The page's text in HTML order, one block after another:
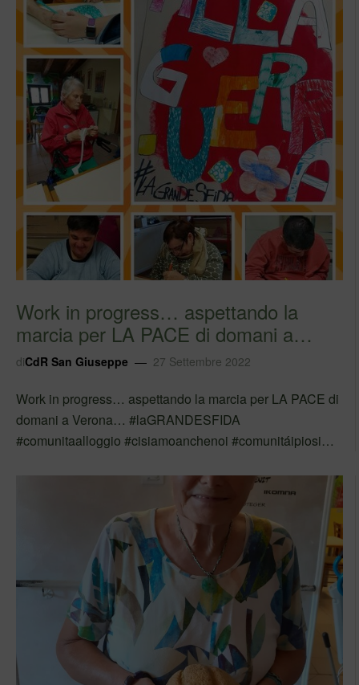
Work in progress… aspettando la
marcia per LA PACE di domani a
Verona… #la…
diCdR San Giuseppe 27 Settembre 2022
Work in progress… aspettando la marcia per LA PACE di
domani a Verona… #laGRANDESFIDA
#comunitaalloggio #cisiamoanchenoi #comunitáipiosi